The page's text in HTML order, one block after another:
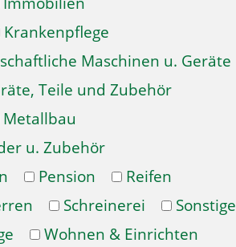
Krankenpflege
Maschinen u. Geräte
Teile und Zubehör
Metallbau
u. Zubehör
Pension
Reifen
Schreinerei
Sonstige
Wohnen & Einrichten